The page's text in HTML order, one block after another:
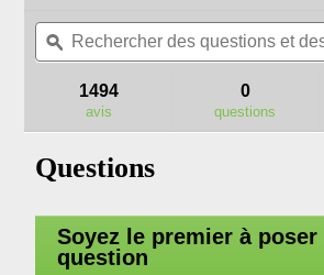
5
les
avis
SOUFFLEUR
vous
redirigera
vers
les
avis.
Rechercher
des
questions
ϙ
1494
avis
0
questions
Questions
Soyez le premier à poser
question